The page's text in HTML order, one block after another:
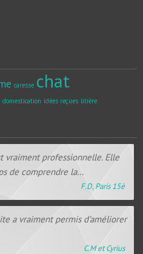
caresse chat
domestication idées reçues litière
vraiment professionnelle. Elle
de comprendre la...
F.D, Paris 15è
a vraiment permis d’améliorer
C.M et Cyrius